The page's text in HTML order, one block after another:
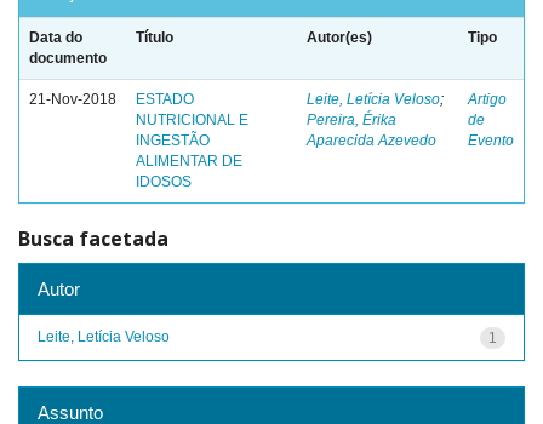
Data do
documento
Título Autor(es) Tipo
21-Nov-2018
ESTADO
NUTRICIONAL E
INGESTÃO
ALIMENTAR DE
IDOSOS
Leite, Letícia Veloso;
Pereira, Érika
Aparecida Azevedo
Artigo
de
Evento
Busca facetada
Autor
1
Leite, Letícia Veloso
Assunto